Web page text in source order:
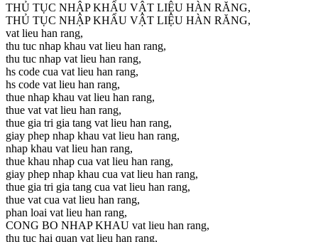
THỦ TỤC NHẬP KHẨU VẬT LIỆU HÀN RĂNG,
THỦ TỤC NHẬP KHẨU VẬT LIỆU HÀN RĂNG,
vat lieu han rang,
thu tuc nhap khau vat lieu han rang,
thu tuc nhap vat lieu han rang,
hs code cua vat lieu han rang,
hs code vat lieu han rang,
thue nhap khau vat lieu han rang,
thue vat vat lieu han rang,
thue gia tri gia tang vat lieu han rang,
giay phep nhap khau vat lieu han rang,
nhap khau vat lieu han rang,
thue khau nhap cua vat lieu han rang,
giay phep nhap khau cua vat lieu han rang,
thue gia tri gia tang cua vat lieu han rang,
thue vat cua vat lieu han rang,
phan loai vat lieu han rang,
CONG BO NHAP KHAU vat lieu han rang,
thu tuc hai quan vat lieu han rang,